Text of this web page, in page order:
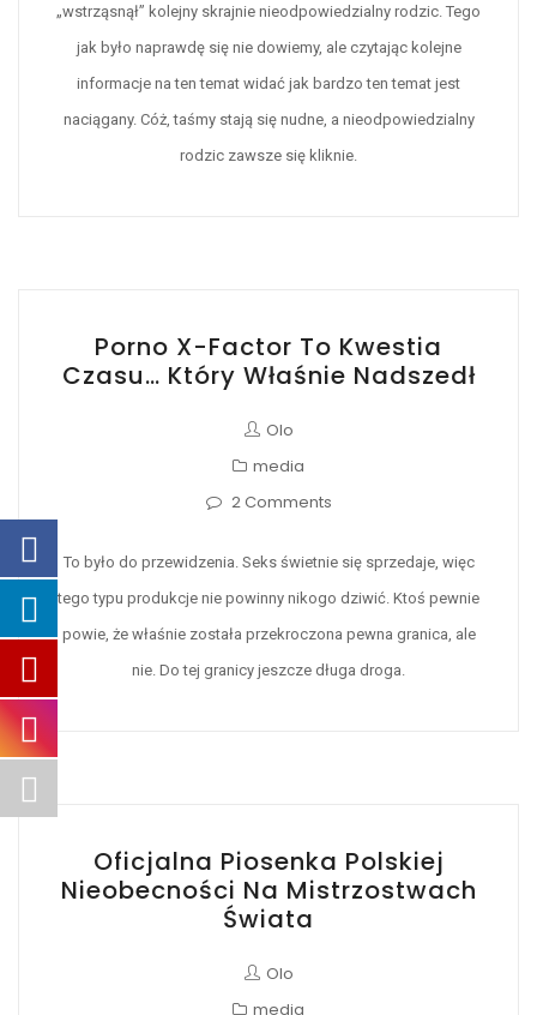
„wstrząsnął” kolejny skrajnie nieodpowiedzialny rodzic. Tego
jak było naprawdę się nie dowiemy, ale czytając kolejne
informacje na ten temat widać jak bardzo ten temat jest
naciągany. Cóż, taśmy stają się nudne, a nieodpowiedzialny
rodzic zawsze się kliknie.
Porno X-Factor To Kwestia
Czasu… Który Właśnie Nadszedł
Olo
media
2 Comments
To było do przewidzenia. Seks świetnie się sprzedaje, więc
tego typu produkcje nie powinny nikogo dziwić. Ktoś pewnie
powie, że właśnie została przekroczona pewna granica, ale
nie. Do tej granicy jeszcze długa droga.
Oficjalna Piosenka Polskiej
Nieobecności Na Mistrzostwach
Świata
Olo
media